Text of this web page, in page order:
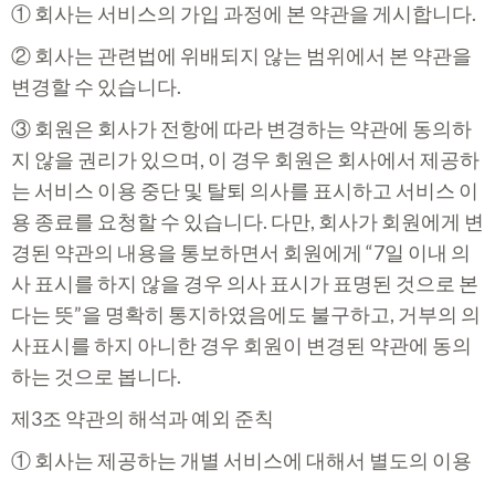
① 회사는 서비스의 가입 과정에 본 약관을 게시합니다.
② 회사는 관련법에 위배되지 않는 범위에서 본 약관을
변경할 수 있습니다.
③ 회원은 회사가 전항에 따라 변경하는 약관에 동의하
지 않을 권리가 있으며, 이 경우 회원은 회사에서 제공하
는 서비스 이용 중단 및 탈퇴 의사를 표시하고 서비스 이
용 종료를 요청할 수 있습니다. 다만, 회사가 회원에게 변
경된 약관의 내용을 통보하면서 회원에게 “7일 이내 의
사 표시를 하지 않을 경우 의사 표시가 표명된 것으로 본
다는 뜻”을 명확히 통지하였음에도 불구하고, 거부의 의
사표시를 하지 아니한 경우 회원이 변경된 약관에 동의
하는 것으로 봅니다.
제3조 약관의 해석과 예외 준칙
① 회사는 제공하는 개별 서비스에 대해서 별도의 이용